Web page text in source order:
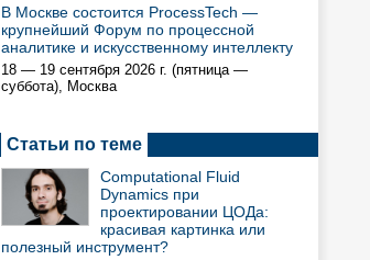
В Москве состоится ProcessTech —
крупнейший Форум по процессной
аналитике и искусственному интеллекту
18 — 19 сентября 2026 г. (пятница —
суббота), Москва
Статьи по теме
Computational Fluid
Dynamics при
проектировании ЦОДа:
красивая картинка или
полезный инструмент?